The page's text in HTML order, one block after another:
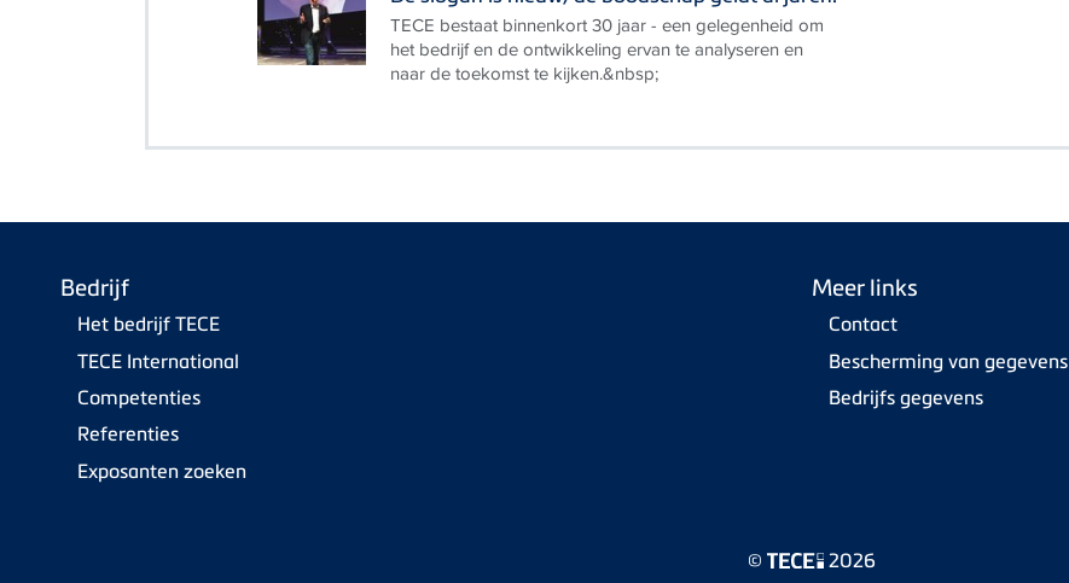
TECE bestaat binnenkort 30 jaar - een gelegenheid om
het bedrijf en de ontwikkeling ervan te analyseren en
naar de toekomst te kijken.&nbsp;
Bedrijf
Het bedrijf TECE
TECE International
Competenties
Referenties
Exposanten zoeken
Meer links
Contact
Bescherming van gegevens
Bedrijfs gegevens
© 2026